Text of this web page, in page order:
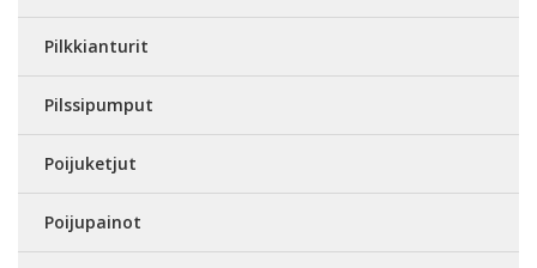
Pilkkianturit
Pilssipumput
Poijuketjut
Poijupainot